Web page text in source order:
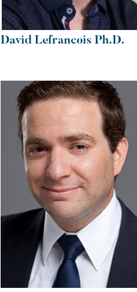
David Lefrancois Ph.D.